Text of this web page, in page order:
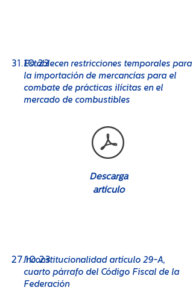
31 .10.23
Establecen restricciones temporales para
la importación de mercancías para el
combate de prácticas ilícitas en el
mercado de combustibles
Descarga
artículo
27.10.23
Inconstitucionalidad artículo 29-A,
cuarto párrafo del Código Fiscal de la
Federación